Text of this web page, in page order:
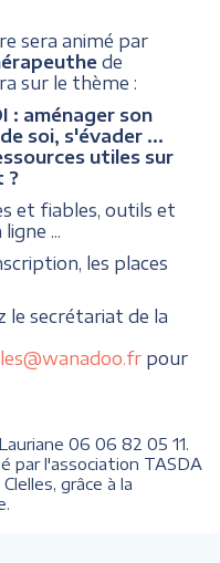
sera animé par
de
sur le thème :
: aménager son
soi, s'évader ...
utiles sur
?
et fiables, outils et
...
les places
le secrétariat de la
pour
06 06 82 05 11.
par l'association TASDA
grâce à la